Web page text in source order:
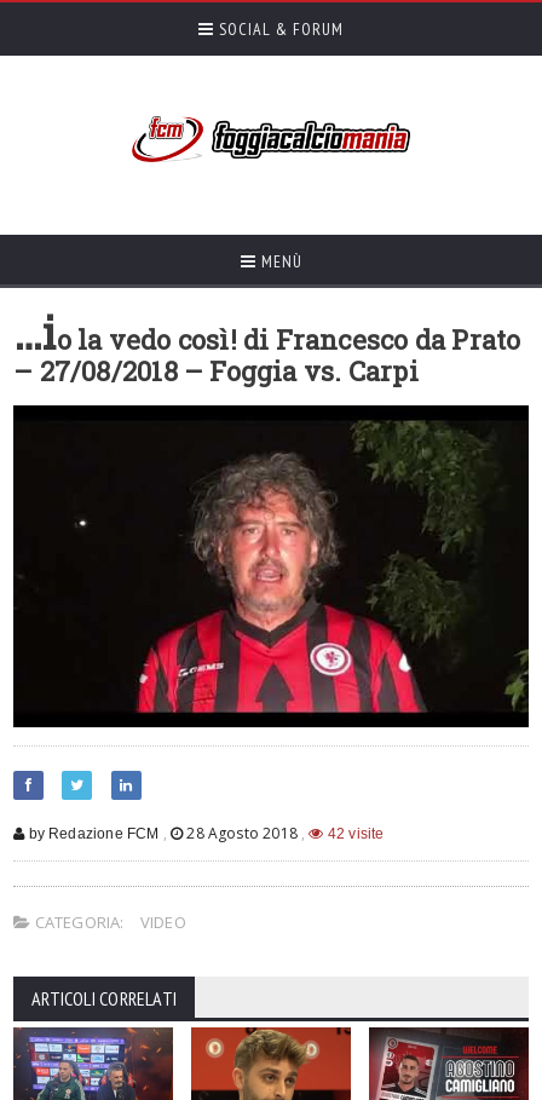
SOCIAL & FORUM
MENÙ
…io la vedo così! di Francesco da Prato
– 27/08/2018 – Foggia vs. Carpi
by Redazione FCM , 28 Agosto 2018 , 42 visite
CATEGORIA: VIDEO
ARTICOLI CORRELATI